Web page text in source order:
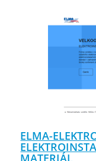
ELMA-
MATERIÁL